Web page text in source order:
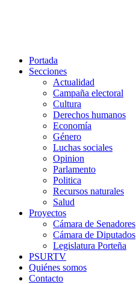
Portada
Secciones
Actualidad
Campaña electoral
Cultura
Derechos humanos
Economía
Género
Luchas sociales
Opinion
Parlamento
Politica
Recursos naturales
Salud
Proyectos
Cámara de Senadores
Cámara de Diputados
Legislatura Porteña
PSURTV
Quiénes somos
Contacto